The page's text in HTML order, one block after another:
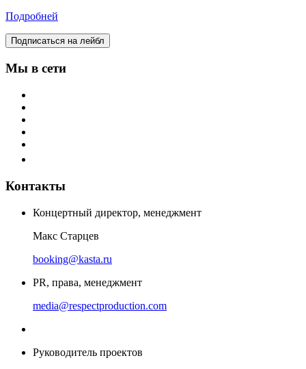
Подробней
Подписаться на лейбл
Мы в сети
Контакты
Концертный директор, менеджмент
Макс Старцев
booking@kasta.ru
PR, права, менеджмент
media@respectproduction.com
Руководитель проектов